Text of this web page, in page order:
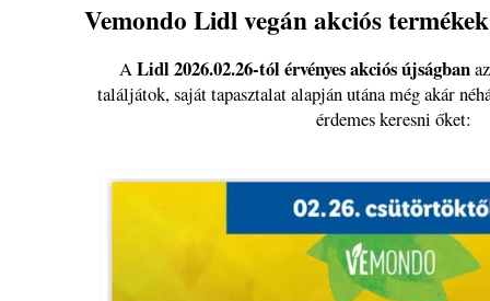
Vemondo Lidl vegán akciós
ALidl 2026.02.26-tól érvényes akciós újságban
találjátok, saját tapasztalat alapján utána még akár
érdemes keresni őket: